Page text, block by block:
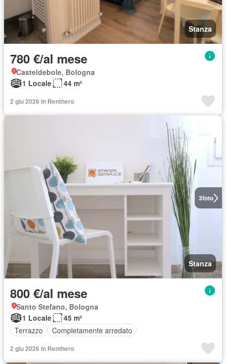
Stanza
780 €/al mese
Casteldebole, Bologna
1 Locale
44 m²
2 giu 2026 in Renthero
3foto
Stanza
800 €/al mese
Santo Stefano, Bologna
1 Locale
45 m²
Terrazzo
Completamente arredato
2 giu 2026 in Renthero